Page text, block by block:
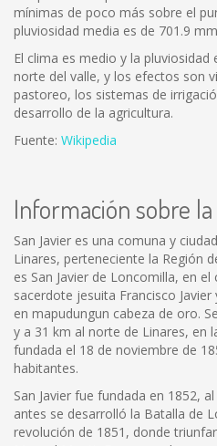
mínimas de poco más sobre el
pluviosidad media es de 701.9
El clima es medio y la
norte del valle, y los efectos son
pastoreo, los sistemas de
desarrollo de la agricultura.
Fuente: Wikipedia
Información sobre
San Javier es una comuna y
Linares, perteneciente la Región
es San Javier de Loncomilla, en el
sacerdote jesuita Francisco
en mapudungun cabeza de oro.
y a 31 km al norte de Linares, en
fundada el 18 de noviembre de
habitantes.
San Javier fue fundada en 1852,
antes se desarrolló la Batalla de
revolución de 1851, donde